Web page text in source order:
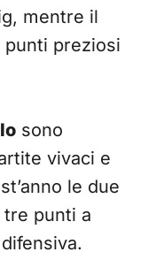
mentre il
punti preziosi
sono
vivaci e
le due
punti a